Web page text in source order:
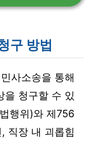
구 방법
사소송을 통해
을 청구할 수 있
행위)와 제756
직장 내 괴롭힘